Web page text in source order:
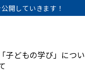
開していきます！
「子どもの学び」につい